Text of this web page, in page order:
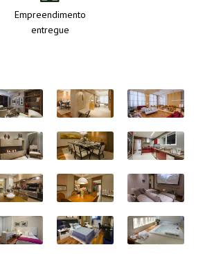
Empreendimento
entregue